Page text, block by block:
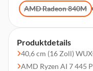
Produktdetails
40,6 cm (16 Zoll)
AMD Ryzen AI 7 445
AMD Radeon 840M